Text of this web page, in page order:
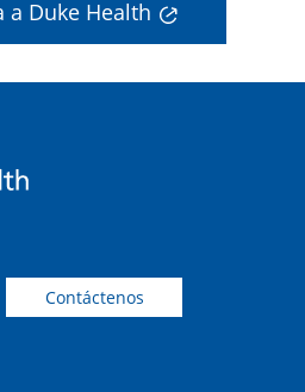
a Duke Health
Contáctenos